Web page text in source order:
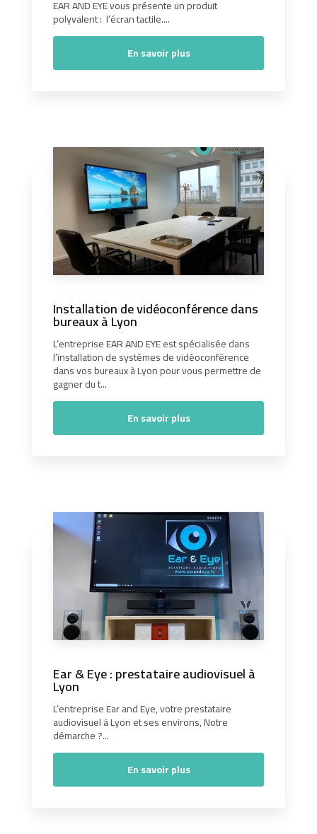
EAR AND EYE vous présente un produit
polyvalent : l’écran tactile....
En savoir plus
Installation de vidéoconférence dans
bureaux à Lyon
L’entreprise EAR AND EYE est spécialisée dans
l’installation de systèmes de vidéoconférence
dans vos bureaux à Lyon pour vous permettre de
gagner du t...
En savoir plus
Ear & Eye : prestataire audiovisuel à
Lyon
L’entreprise Ear and Eye, votre prestataire
audiovisuel à Lyon et ses environs, Notre
démarche ?...
En savoir plus